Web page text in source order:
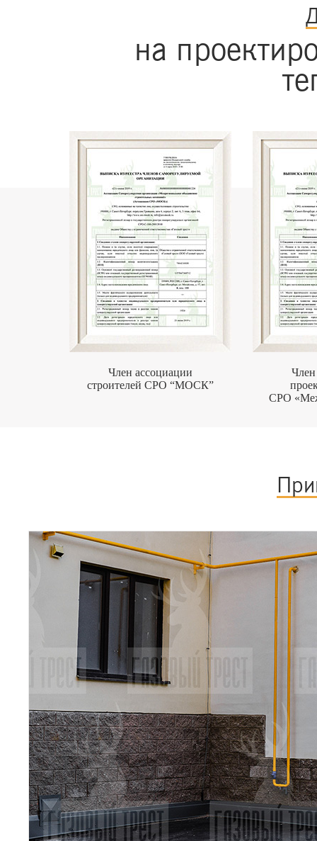
на
Член ассоциации
строителей СРО “МОСК”
СРО